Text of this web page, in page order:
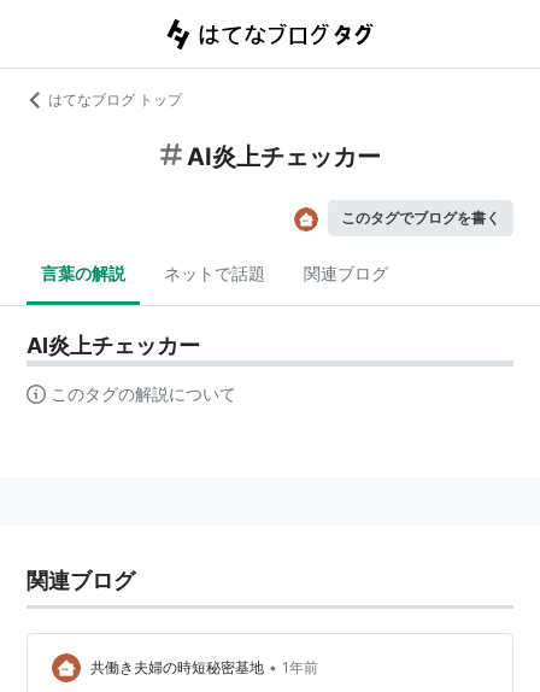
はてなブログ トップ
AI炎上チェッカー
このタグでブログを書く
言葉の解説 ネットで話題 関連ブログ
AI炎上チェッカー
このタグの解説について
関連ブログ
共働き夫婦の時短秘密基地 • 1年前